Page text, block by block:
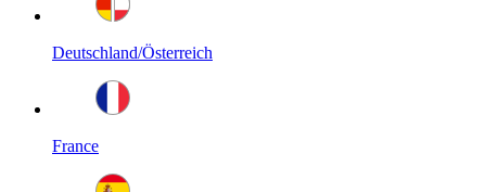
Deutschland/Österreich
France